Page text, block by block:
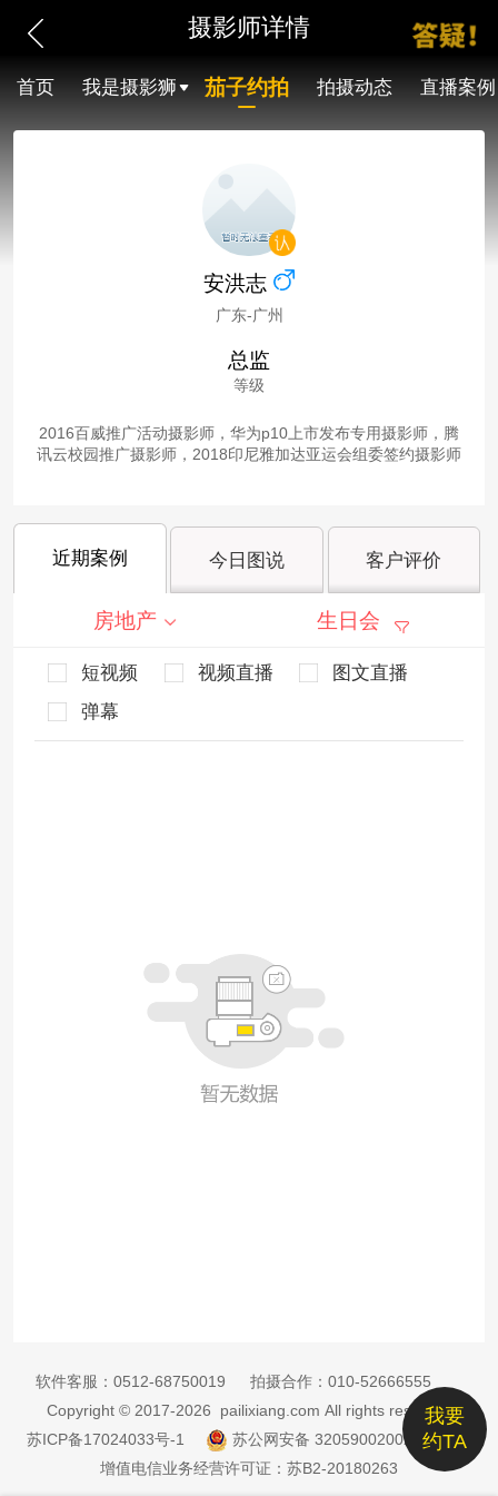
摄影师详情
首页 我是摄影狮 茄子约拍 拍摄动态 直播案例
安洪志
广东-广州
总监
等级
2016百威推广活动摄影师，华为p10上市发布专用摄影师，腾
讯云校园推广摄影师，2018印尼雅加达亚运会组委签约摄影师
近期案例 今日图说 客户评价
房地产 生日会
短视频 视频直播
图文直播
弹幕
我要
约TA
软件客服： 0512-68750019 拍摄合作： 010-52666555
Copyright © 2017-2026 pailixiang.com All rights reserved
苏ICP备17024033号-1
苏公网安备 32059002002885号
增值电信业务经营许可证：苏B2-20180263